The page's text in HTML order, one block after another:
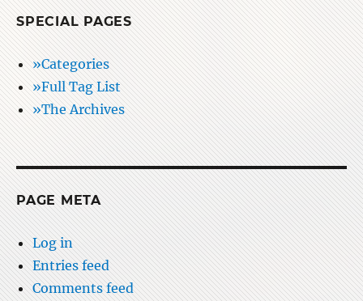
SPECIAL PAGES
»Categories
»Full Tag List
»The Archives
PAGE META
Log in
Entries feed
Comments feed